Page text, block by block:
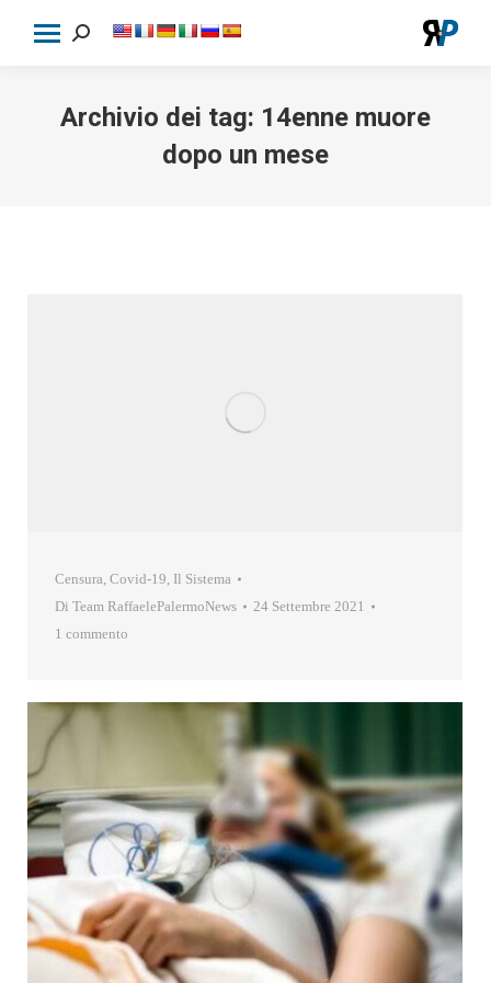
Cerca:
Archivio dei tag: 14enne muore
dopo un mese
Censura, Covid-19, Il Sistema
Di Team RaffaelePalermoNews
24 Settembre 2021
1 commento